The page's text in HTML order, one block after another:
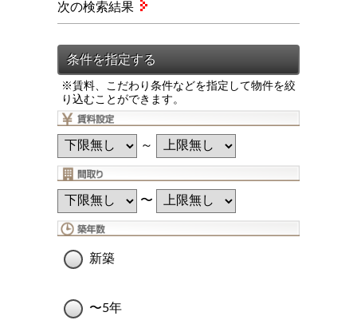
※賃料、こだわり条件などを指定して物件を絞
り込むことができます。
～
〜
新築
〜5年